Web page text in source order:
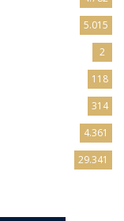
5.015
2
118
314
4.361
29.341